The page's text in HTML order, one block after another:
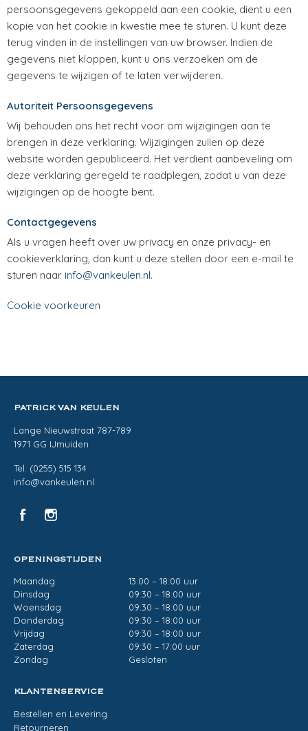
persoonsgegevens gekoppeld aan een cookie, dient u een
kopie van het cookie in kwestie mee te sturen. U kunt deze
terug vinden in de instellingen van uw browser. Indien de
gegevens niet kloppen, kunt u ons verzoeken om de
gegevens te wijzigen of te laten verwijderen.
Autoriteit Persoonsgegevens
Wij behouden ons het recht voor om wijzigingen aan te
brengen in deze verklaring. Wijzigingen zullen op deze
website worden gepubliceerd. Het verdient aanbeveling om
deze verklaring geregeld te raadplegen, zodat u van deze
wijzigingen op de hoogte bent.
Contactgegevens
Als u vragen heeft over uw privacy en onze privacy- en
cookieverklaring, dan kunt u deze stellen door een e-mail te
sturen naar info@vankeulen.nl.
Cookie voorkeuren
PATRICK VAN KEULEN
Lange Nieuwstraat 787-789
1971 GG IJmuiden
Tel. (0255) 515 134
info@vankeulen.nl
OPENINGSTIJDEN
Maandag
13:00 – 18:00 uur
Dinsdag
09:30 – 18:00 uur
Woensdag
09:30 – 18:00 uur
Donderdag
09:30 – 18:00 uur
Vrijdag
09:30 – 18:00 uur
Zaterdag
09:30 – 17:00 uur
Zondag
Gesloten
KLANTENSERVICE
Bestellen en Levering
Retourneren